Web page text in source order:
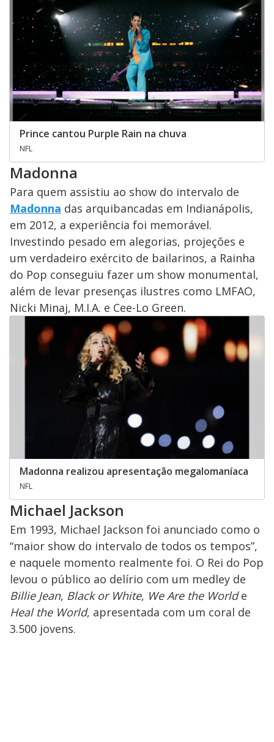
Prince cantou Purple Rain na chuva
NFL
Madonna
Para quem assistiu ao show do intervalo de
Madonna das arquibancadas em Indianápolis,
em 2012, a experiência foi memorável.
Investindo pesado em alegorias, projeções e
um verdadeiro exército de bailarinos, a Rainha
do Pop conseguiu fazer um show monumental,
além de levar presenças ilustres como LMFAO,
Nicki Minaj, M.I.A. e Cee-Lo Green.
Madonna realizou apresentação megalomaníaca
NFL
Michael Jackson
Em 1993, Michael Jackson foi anunciado como o
“maior show do intervalo de todos os tempos”,
e naquele momento realmente foi. O Rei do Pop
levou o público ao delírio com um medley de
Billie Jean, Black or White, We Are the Worlde
Heal the World, apresentada com um coral de
3.500 jovens.